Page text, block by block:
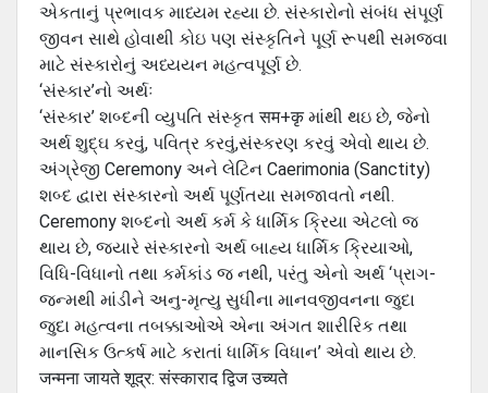
એકતાનું પ્રભાવક માધ્‍યમ રહ્યા છે. સંસ્‍કારોનો સંબંધ સંપૂર્ણ
જીવન સાથે હોવાથી કોઇ પણ સંસ્‍કૃતિને પૂર્ણ રૂપથી સમજવા
માટે સંસ્‍કારોનું અધ્‍યયન મહત્‍વપૂર્ણ છે.
‘સંસ્‍કાર’નો અર્થઃ
‘સંસ્‍કાર’ શબ્‍દની વ્‍યુપતિ સંસ્‍કૃત सम+कृ માંથી થઇ છે, જેનો
અર્થ શુદ્ઘ કરવું, પવિત્ર કરવું,સંસ્‍કરણ કરવું એવો થાય છે.
અંગ્રેજી Ceremony અને લેટિન Caerimonia (Sanctity)
શબ્‍દ દ્વારા સંસ્‍કારનો અર્થ પૂર્ણતયા સમજાવતો નથી.
Ceremony શબ્‍દનો અર્થ કર્મ કે ધા‍ર્મિક ક્રિયા એટલો જ
થાય છે, જયારે સંસ્‍કારનો અર્થ બાહ્ય ધાર્મિક ક્રિયાઓ,
વિધિ-વિધાનો તથા કર્મકાંડ જ નથી, પરંતુ એનો અર્થ ‘પ્રાગ-
જન્‍મથી માંડીને અનુ-મૃત્‍યુ સુધીના માનવજીવનના જુદા
જુદા મહત્‍વના તબક્કાઓએ એના અંગત શારીરિક તથા
માનસિક ઉત્‍કર્ષ માટે કરાતાં ધાર્મિક વિધાન’ એવો થાય છે.
जन्मना जायते शूद्र: संस्काराद द्विज उच्यते